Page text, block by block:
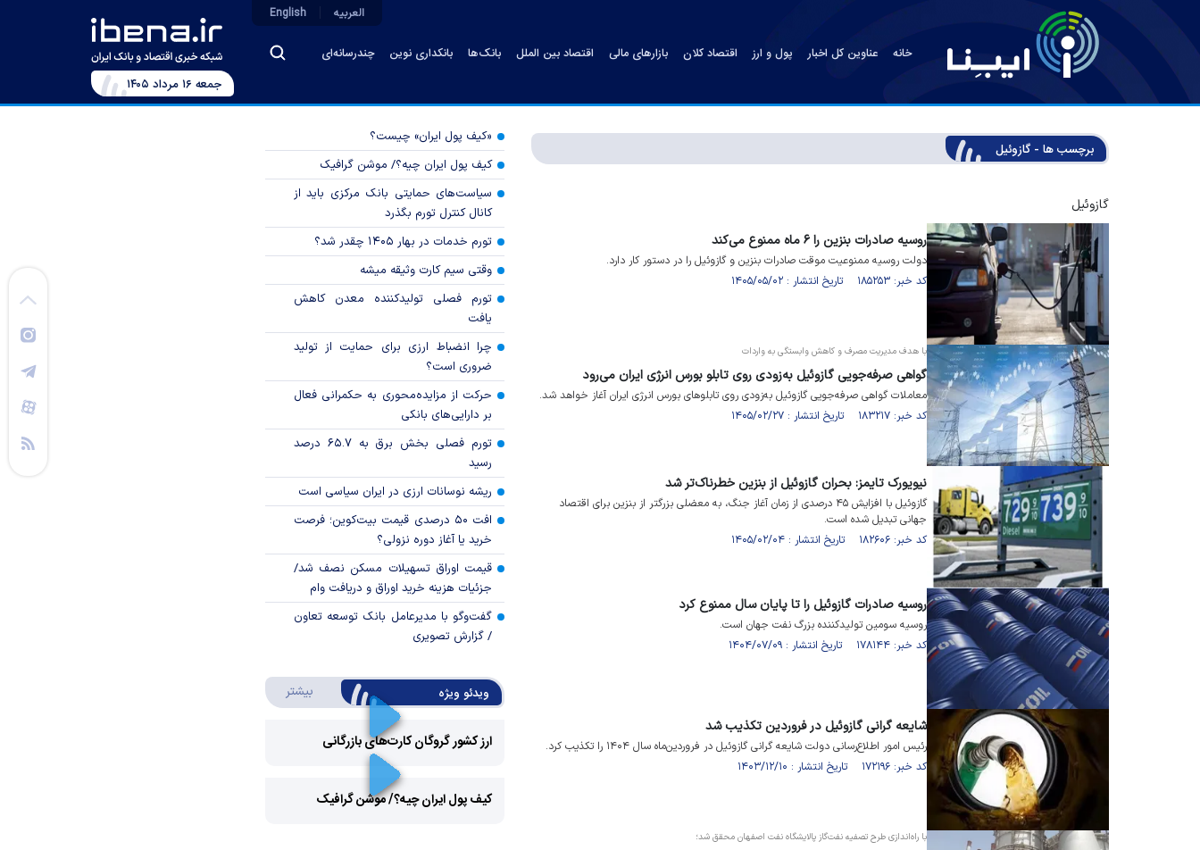
خانه عناوین کل اخبار پول و ارز اقتصاد کلان بازارهای مالی اقتصاد بین الملل بانک‌ها بانکداری نوین چندرسانه‌ای
العربیه English
جمعه ۱۶ مرداد ۱۴۰۵
برچسب ها - گازوئیل
گازوئیل
روسیه صادرات بنزین را ۶ ماه ممنوع می‌کند
دولت روسیه ممنوعیت موقت صادرات بنزین و گازوئیل را در دستور کار دارد.
کد خبر: ۱۸۵۲۵۳ تاریخ انتشار : ۱۴۰۵/۰۵/۰۲
با هدف مدیریت مصرف و کاهش وابستگی به واردات
گواهی صرفه‌جویی گازوئیل به‌زودی روی تابلو بورس انرژی ایران می‌رود
معاملات گواهی صرفه‌جویی گازوئیل به‌زودی روی تابلو‌های بورس انرژی ایران آغاز خواهد شد.
کد خبر: ۱۸۳۲۱۷ تاریخ انتشار : ۱۴۰۵/۰۲/۲۷
نیویورک تایمز: بحران گازوئیل از بنزین خطرناک‌تر شد
گازوئیل با افزایش ۴۵ درصدی از زمان آغاز جنگ، به معضلی بزرگتر از بنزین برای اقتصاد
جهانی تبدیل شده است.
کد خبر: ۱۸۲۶۰۶ تاریخ انتشار : ۱۴۰۵/۰۲/۰۴
روسیه صادرات گازوئیل را تا پایان سال ممنوع کرد
روسیه سومین تولیدکننده بزرگ نفت جهان است.
کد خبر: ۱۷۸۱۴۴ تاریخ انتشار : ۱۴۰۴/۰۷/۰۹
شایعه گرانی گازوئیل در فروردین تکذیب شد
رئیس امور اطلاع‌رسانی دولت شایعه گرانی گازوئیل در فروردین‌ماه سال ۱۴۰۴ را تکذیب کرد.
کد خبر: ۱۷۲۱۹۶ تاریخ انتشار : ۱۴۰۳/۱۲/۱۰
با راه‌اندازی طرح تصفیه نفت‌گاز پالایشگاه نفت اصفهان محقق شد؛
«کیف پول ایران» چیست؟
کیف پول ایران چیه؟/ موشن گرافیک
سیاست‌های حمایتی بانک مرکزی باید از
کانال کنترل تورم بگذرد
تورم خدمات در بهار ۱۴۰۵ چقدر شد؟
وقتی سیم کارت وثیقه میشه
تورم فصلی تولیدکننده معدن کاهش
یافت
چرا انضباط ارزی برای حمایت از تولید
ضروری است؟
حرکت از مزایده‌محوری به حکمرانی فعال
بر دارایی‌های بانکی
تورم فصلی بخش برق به ۶۵.۷ درصد
رسید
ریشه نوسانات ارزی در ایران سیاسی است
افت ۵۰ درصدی قیمت بیت‌کوین؛ فرصت
خرید یا آغاز دوره نزولی؟
قیمت اوراق تسهیلات مسکن نصف شد/
جزئیات هزینه خرید اوراق و دریافت وام
گفت‌وگو با مدیرعامل بانک توسعه تعاون
/ گزارش تصویری
ویدئو ویژه بیشتر درباره ویدئو ویژه
ارز کشور گروگان کارت‌های بازرگانی
کیف پول ایران چیه؟/ موشن گرافیک